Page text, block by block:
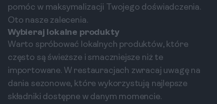
pomóc w maksymalizacji Twojego doświadczenia.
Oto nasze zalecenia.
Wybieraj lokalne produkty
Warto spróbować lokalnych produktów, które
często są świeższe i smaczniejsze niż te
importowane. W restauracjach zwracaj uwagę na
dania sezonowe, które wykorzystują najlepsze
składniki dostępne w danym momencie.